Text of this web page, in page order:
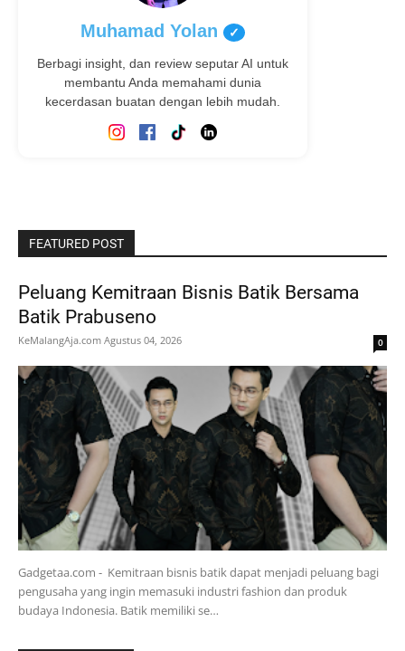
Muhamad Yolan ✓
Berbagi insight, dan review seputar AI untuk
membantu Anda memahami dunia
kecerdasan buatan dengan lebih mudah.
FEATURED POST
Peluang Kemitraan Bisnis Batik Bersama
Batik Prabuseno
KeMalangAja.com Agustus 04, 2026 0
Gadgetaa.com - Kemitraan bisnis batik dapat menjadi peluang bagi
pengusaha yang ingin memasuki industri fashion dan produk
budaya Indonesia. Batik memiliki se…